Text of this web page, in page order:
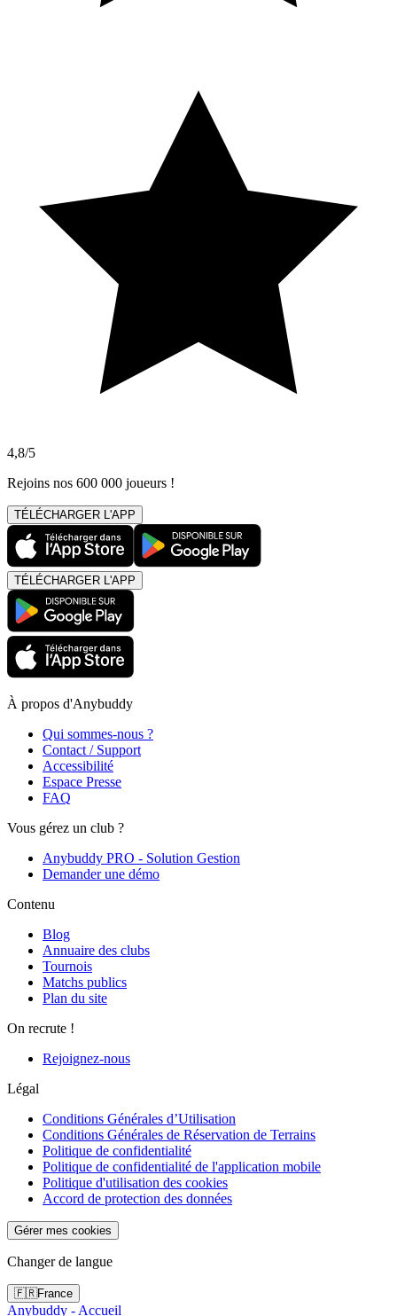
4,8/5
Rejoins nos 600 000 joueurs !
TÉLÉCHARGER L'APP
TÉLÉCHARGER L'APP
À propos d'Anybuddy
Qui sommes-nous ?
Contact / Support
Accessibilité
Espace Presse
FAQ
Vous gérez un club ?
Anybuddy PRO - Solution Gestion
Demander une démo
Contenu
Blog
Annuaire des clubs
Tournois
Matchs publics
Plan du site
On recrute !
Rejoignez-nous
Légal
Conditions Générales d’Utilisation
Conditions Générales de Réservation de Terrains
Politique de confidentialité
Politique de confidentialité de l'application mobile
Politique d'utilisation des cookies
Accord de protection des données
Gérer mes cookies
Changer de langue
🇫🇷France
Anybuddy - Accueil